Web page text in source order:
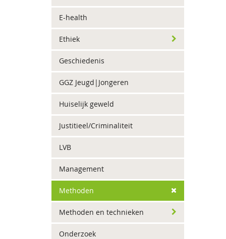
E-health
Ethiek
Geschiedenis
GGZ Jeugd|Jongeren
Huiselijk geweld
Justitieel/Criminaliteit
LVB
Management
Methoden
Methoden en technieken
Onderzoek